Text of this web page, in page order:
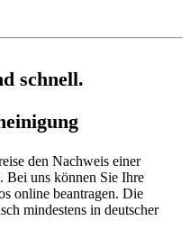
schnell.
den Nachweis einer
Bei uns können Sie Ihre
online beantragen. Die
mindestens in deutscher